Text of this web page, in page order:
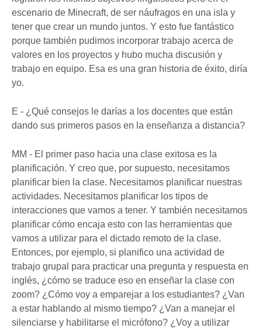
escenario de Minecraft, de ser náufragos en una isla y
tener que crear un mundo juntos. Y esto fue fantástico
porque también pudimos incorporar trabajo acerca de
valores en los proyectos y hubo mucha discusión y
trabajo en equipo. Esa es una gran historia de éxito, diría
yo.
E - ¿Qué consejos le darías a los docentes que están
dando sus primeros pasos en la enseñanza a distancia?
MM - El primer paso hacia una clase exitosa es la
planificación. Y creo que, por supuesto, necesitamos
planificar bien la clase. Necesitamos planificar nuestras
actividades. Necesitamos planificar los tipos de
interacciones que vamos a tener. Y también necesitamos
planificar cómo encaja esto con las herramientas que
vamos a utilizar para el dictado remoto de la clase.
Entonces, por ejemplo, si planifico una actividad de
trabajo grupal para practicar una pregunta y respuesta en
inglés, ¿cómo se traduce eso en enseñar la clase con
zoom? ¿Cómo voy a emparejar a los estudiantes? ¿Van
a estar hablando al mismo tiempo? ¿Van a manejar el
silenciarse y habilitarse el micrófono? ¿Voy a utilizar